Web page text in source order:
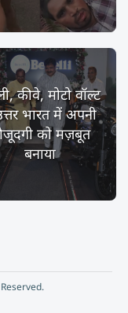
कीवे, मोटो वॉल्ट
भारत में अपनी
को मज़बूत
बनाया